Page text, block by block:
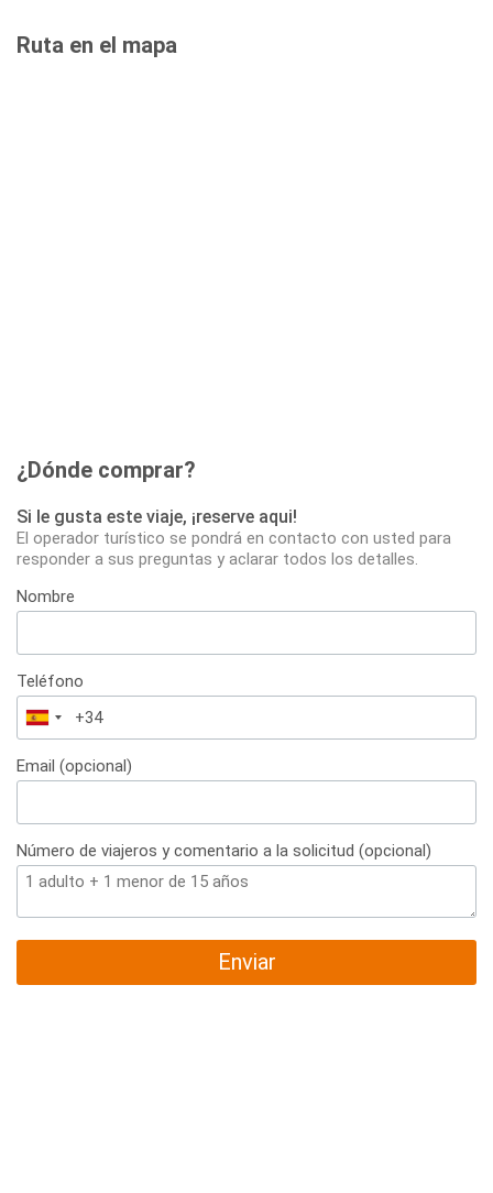
Ruta en el mapa
¿Dónde comprar?
Si le gusta este viaje, ¡reserve aqui!
El operador turístico se pondrá en contacto con usted para
responder a sus preguntas y aclarar todos los detalles.
Nombre
Teléfono
España
+34
Email (opcional)
Número de viajeros y comentario a la solicitud (opcional)
Enviar